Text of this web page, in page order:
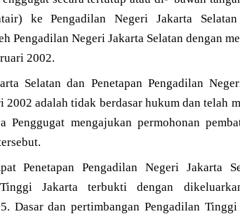
ke Pengadilan Negeri Jakarta
Pengadilan Negeri Jakarta Selatan dengan
2002.
Selatan dan Penetapan Pengadilan
2002 adalah tidak berdasar hukum dan telah
Penggugat mengajukan permohonan
Penetapan Pengadilan Negeri Jakarta
Jakarta terbukti dengan
Dasar dan pertimbangan Pengadilan